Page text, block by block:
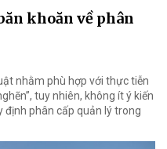
khoăn về phân
nhằm phù hợp với thực tiễn
tuy nhiên, không ít ý kiến
định phân cấp quản lý trong